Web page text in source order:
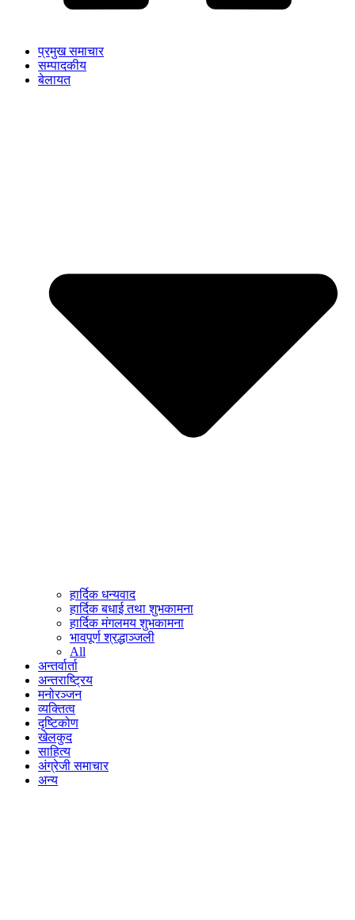
प्रमुख समाचार
सम्पादकीय
बेलायत
हार्दिक धन्यवाद
हार्दिक बधाई तथा शुभकामना
हार्दिक मंगलमय शुभकामना
भावपूर्ण श्रद्धाञ्जली
All
अन्तर्वार्ता
अन्तराष्ट्रिय
मनोरञ्जन
व्यक्तित्व
दृष्टिकोण
खेलकुद
साहित्य
अंग्रेजी समाचार
अन्य